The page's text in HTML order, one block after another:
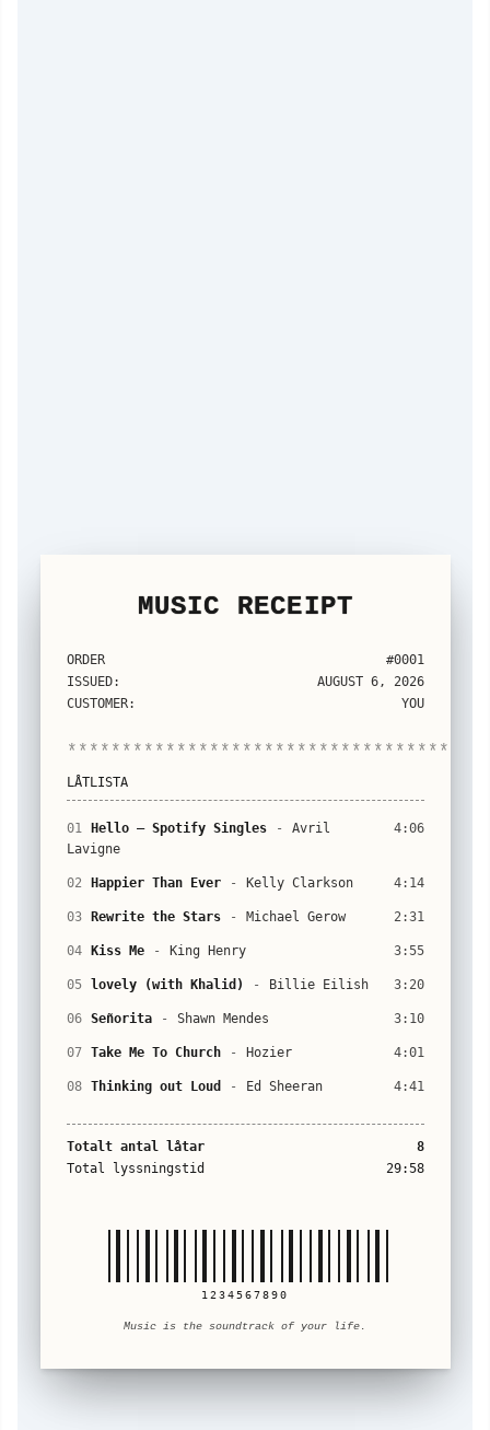
MUSIC RECEIPT
ORDER
#0001
ISSUED:
AUGUST 6, 2026
CUSTOMER:
YOU
***********************************
LÅTLISTA
01 Hello – Spotify Singles -
Avril
Lavigne
4:06
02 Happier Than Ever - Kelly Clarkson 4:14
03 Rewrite the Stars - Michael Gerow 2:31
04 Kiss Me - King Henry 3:55
05 lovely (with Khalid) - Billie Eilish 3:20
06 Señorita - Shawn Mendes 3:10
07 Take Me To Church - Hozier 4:01
08 Thinking out Loud - Ed Sheeran 4:41
Totalt antal låtar
8
Total lyssningstid
29:58
1234567890
Music is the soundtrack of your life.